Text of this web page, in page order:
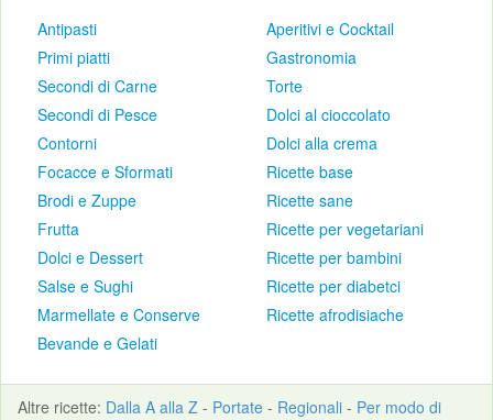
Antipasti
Primi piatti
Secondi di Carne
Secondi di Pesce
Contorni
Focacce e Sformati
Brodi e Zuppe
Frutta
Dolci e Dessert
Salse e Sughi
Marmellate e Conserve
Bevande e Gelati
Aperitivi e Cocktail
Gastronomia
Torte
Dolci al cioccolato
Dolci alla crema
Ricette base
Ricette sane
Ricette per vegetariani
Ricette per bambini
Ricette per diabetci
Ricette afrodisiache
Altre ricette: Dalla A alla Z - Portate - Regionali - Per modo di